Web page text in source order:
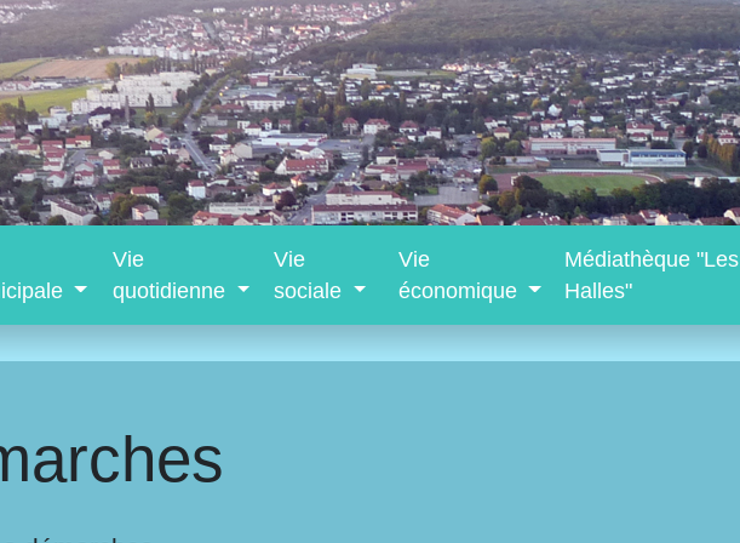
Vie
quotidienne
Vie
sociale
Vie
économique
Médiathèque "Les
Halles"